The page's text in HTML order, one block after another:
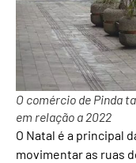
O comércio de Pinda
em relação a 2022
O Natal é a principal
movimentar as ruas